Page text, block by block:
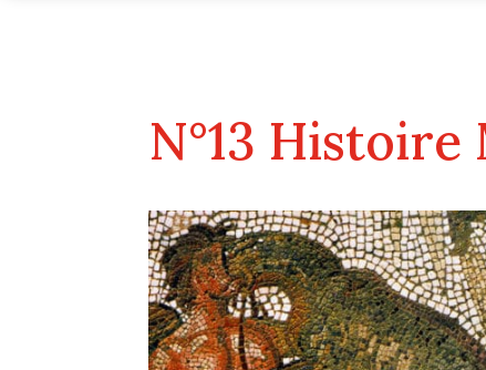
N°13 Histoire